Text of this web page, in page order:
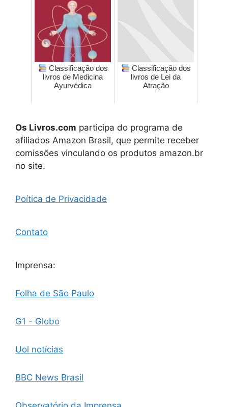
Classificação dos
livros de Medicina
Ayurvédica
Classificação dos
livros de Lei da
Atração
Os Livros.com participa do programa de
afiliados Amazon Brasil, que permite receber
comissões vinculando os produtos amazon.br
no site.
Poítica de Privacidade
Contato
Imprensa:
Folha de São Paulo
G1 - Globo
Uol notícias
BBC News Brasil